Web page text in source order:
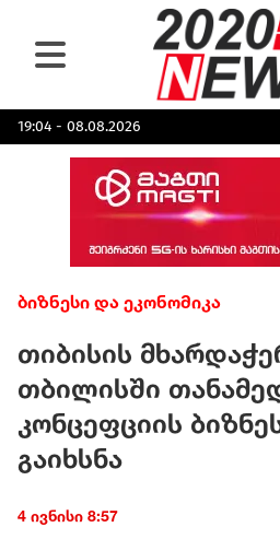
19:04 - 08.08.2026
ბიზნესი და ეკონომიკა
თიბისის
თბილისში
კონცეფციის
გაიხსნა
4 ივნისი 8:57